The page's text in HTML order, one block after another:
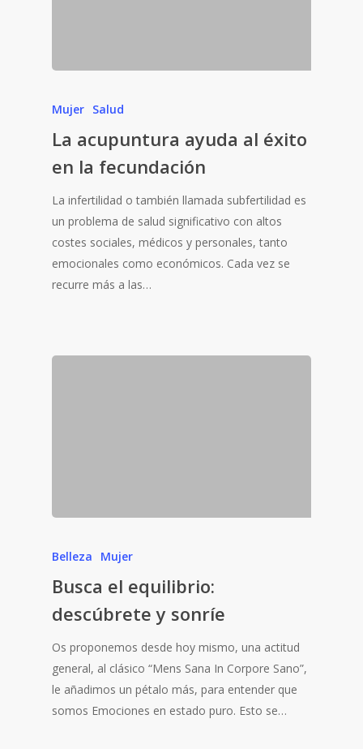
Mujer Salud
La acupuntura ayuda al éxito
en la fecundación
La infertilidad o también llamada subfertilidad es
un problema de salud significativo con altos
costes sociales, médicos y personales, tanto
emocionales como económicos. Cada vez se
recurre más a las…
Belleza Mujer
Busca el equilibrio:
descúbrete y sonríe
Os proponemos desde hoy mismo, una actitud
general, al clásico “Mens Sana In Corpore Sano”,
le añadimos un pétalo más, para entender que
somos Emociones en estado puro. Esto se…